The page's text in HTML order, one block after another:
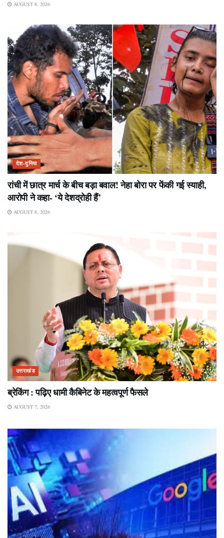
AUGUST 8, 2026
देश-दुनिया
रांची में छात्र मार्च के बीच बड़ा बवाल! नेहा बोरा पर फेंकी गई स्याही,
आरोपी ने कहा- ‘ये देशद्रोही हैं’
AUGUST 8, 2026
उत्तराखंड
ब्रेकिंग : पढ़िए धामी कैबिनेट के महत्वपूर्ण फैसले
AUGUST 7, 2026